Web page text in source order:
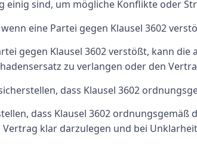
einig sind, um mögliche Konflikte oder
eine Partei gegen Klausel 3602
gegen Klausel 3602 verstößt, kann
zu verlangen oder den
dass Klausel 3602
dass Klausel 3602
klar darzulegen und bei